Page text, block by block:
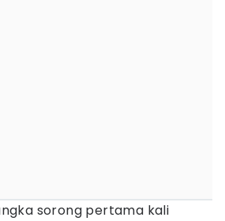
sorong pertama kali